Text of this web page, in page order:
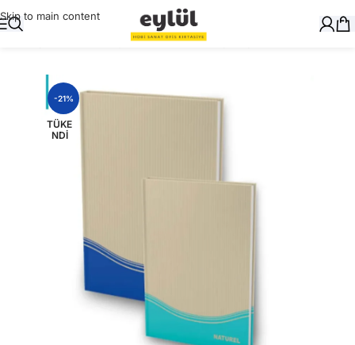
Skip to main content
Okul Gereçleri/Defter ve Kitap Kapları
-21%
TÜKE
NDI